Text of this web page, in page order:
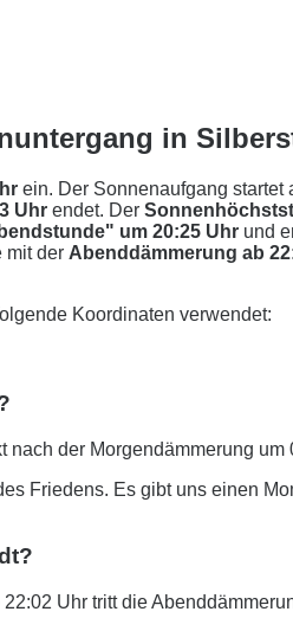
in
ein. Der Sonnenaufgang startet
Uhr endet. Der
um 20:25 Uhr und
mit der Abenddämmerung ab
Koordinaten verwendet:
der Morgendämmerung um
Friedens. Es gibt uns einen
Uhr tritt die